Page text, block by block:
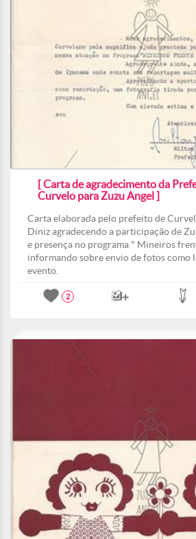
[ Carta de agradecimento da
Curvelo para Zuzu Angel ]
Carta elaborada pelo prefeito de
Diniz agradecendo a participação de
e presença no programa " Mineiros
informando sobre envio de fotos como
evento.
2